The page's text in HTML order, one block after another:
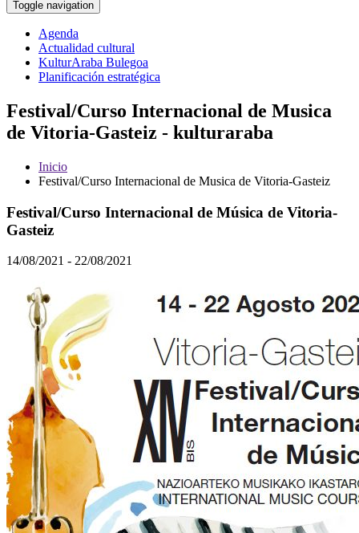
Toggle navigation
Agenda
Actualidad cultural
KulturAraba Bulegoa
Planificación estratégica
Festival/Curso Internacional de Musica
de Vitoria-Gasteiz - kulturaraba
Inicio
Festival/Curso Internacional de Musica de Vitoria-Gasteiz
Festival/Curso Internacional de Música de Vitoria-
Gasteiz
14/08/2021 - 22/08/2021